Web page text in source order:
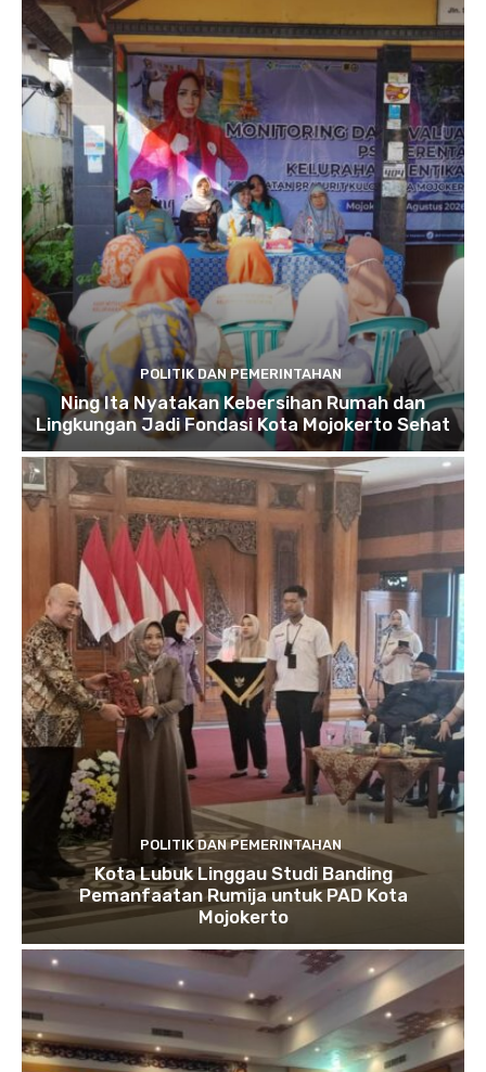
POLITIK DAN PEMERINTAHAN
Ning Ita Nyatakan Kebersihan Rumah dan
Lingkungan Jadi Fondasi Kota Mojokerto Sehat
POLITIK DAN PEMERINTAHAN
Kota Lubuk Linggau Studi Banding
Pemanfaatan Rumija untuk PAD Kota
Mojokerto